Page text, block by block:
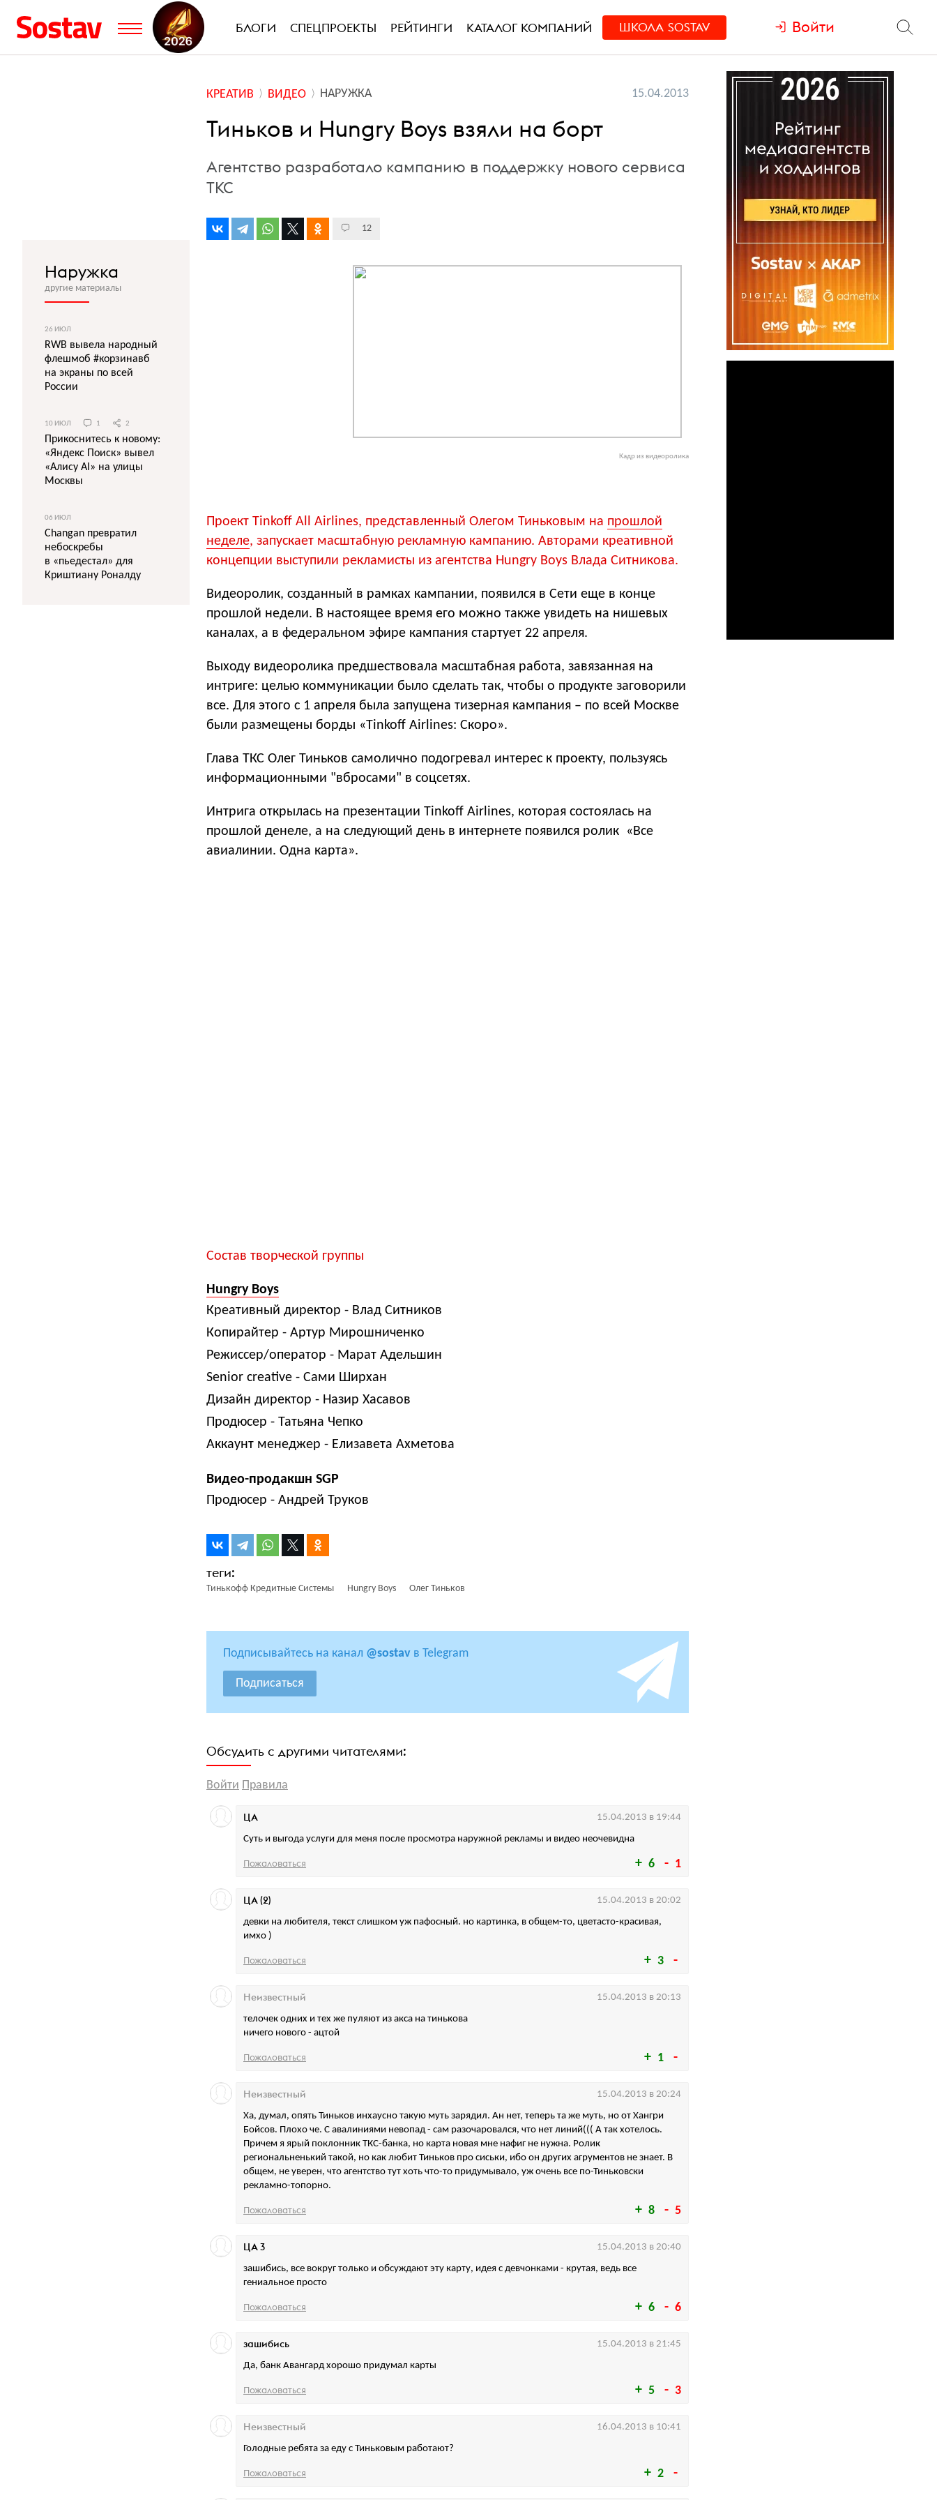
БЛОГИ СПЕЦПРОЕКТЫ РЕЙТИНГИ КАТАЛОГ КОМПАНИЙ ШКОЛА SOSTAV Войти
КРЕАТИВ ВИДЕО НАРУЖКА 15.04.2013
Тиньков и Hungry Boys взяли на борт
Агентство разработало кампанию в поддержку нового сервиса
ТКС
12
Кадр из видеоролика
Проект Tinkoff All Airlines, представленный Олегом Тиньковым на прошлой
неделе, запускает масштабную рекламную кампанию. Авторами креативной
концепции выступили рекламисты из агентства Hungry Boys Влада Ситникова.
Видеоролик, созданный в рамках кампании, появился в Сети еще в конце
прошлой недели. В настоящее время его можно также увидеть на нишевых
каналах, а в федеральном эфире кампания стартует 22 апреля.
Выходу видеоролика предшествовала масштабная работа, завязанная на
интриге: целью коммуникации было сделать так, чтобы о продукте заговорили
все. Для этого с 1 апреля была запущена тизерная кампания – по всей Москве
были размещены борды «Tinkoff Airlines: Скоро».
Глава ТКС Олег Тиньков самолично подогревал интерес к проекту, пользуясь
информационными "вбросами" в соцсетях.
Интрига открылась на презентации Tinkoff Airlines, которая состоялась на
прошлой денеле, а на следующий день в интернете появился ролик «Все
авиалинии. Одна карта».
Состав творческой группы
Hungry Boys
Креативный директор - Влад Ситников
Копирайтер - Артур Мирошниченко
Режиссер/оператор - Марат Адельшин
Senior creative - Сами Ширхан
Дизайн директор - Назир Хасавов
Продюсер - Татьяна Чепко
Аккаунт менеджер - Елизавета Ахметова
Видео-продакшн SGP
Продюсер - Андрей Труков
Тинькофф Кредитные Системы Hungry Boys Олег Тиньков
Подписывайтесь на канал @sostav в Telegram
Подписаться
Обсудить с другими читателями:
Войти Правила
6 1
Суть и выгода услуги для меня после просмотра наружной рекламы и видео неочевидна
ЦА 15.04.2013 в 19:44
Пожаловаться
3
девки на любителя, текст слишком уж пафосный. но картинка, в общем-то, цветасто-красивая,
имхо )
ЦА (2) 15.04.2013 в 20:02
Пожаловаться
1
телочек одних и тех же пуляют из акса на тинькова
ничего нового - ацтой
Неизвестный 15.04.2013 в 20:13
Пожаловаться
8 5
Ха, думал, опять Тиньков инхаусно такую муть зарядил. Ан нет, теперь та же муть, но от Хангри
Бойсов. Плохо че. С авалиниями невопад - сам разочаровался, что нет линий((( А так хотелось.
Причем я ярый поклонник ТКС-банка, но карта новая мне нафиг не нужна. Ролик
региональненький такой, но как любит Тиньков про сиськи, ибо он других агрументов не знает. В
общем, не уверен, что агентство тут хоть что-то придумывало, уж очень все по-Тиньковски
рекламно-топорно.
Неизвестный 15.04.2013 в 20:24
Пожаловаться
6 6
зашибись, все вокруг только и обсуждают эту карту, идея с девчонками - крутая, ведь все
гениальное просто
ЦА 3 15.04.2013 в 20:40
Пожаловаться
5 3
Да, банк Авангард хорошо придумал карты
зашибись 15.04.2013 в 21:45
Пожаловаться
2
Голодные ребята за еду с Тиньковым работают?
Неизвестный 16.04.2013 в 10:41
Пожаловаться
Наружка
другие материалы
26 ИЮЛ
RWB вывела народный
флешмоб #корзинавб
на экраны по всей
России
10 ИЮЛ 1 2
Прикоснитесь к новому:
«Яндекс Поиск» вывел
«Алису AI» на улицы
Москвы
06 ИЮЛ
Changan превратил
небоскребы
в «пьедестал» для
Криштиану Роналду